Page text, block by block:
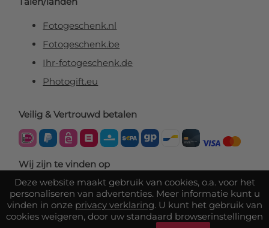
Deze website maakt gebruik van cookies, o.a. voor het
personaliseren van advertenties. Meer informatie kunt u
vinden in onze privacy verklaring. U kunt het gebruik van
cookies weigeren, door uw standaard browserinstellingen
Fotogeschenk.nl
Fotogeschenk.be
Ihr-fotogeschenk.de
Photogift.eu
Veilig & Vertrouwd betalen
Wij zijn te vinden op